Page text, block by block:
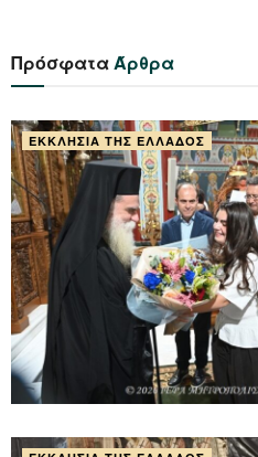
ΠρόσφαταΆρθρα
ΕΚΚΛΗΣΊΑ ΤΗΣ ΕΛΛΆΔΟΣ